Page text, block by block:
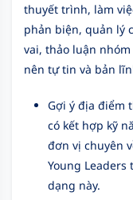
thuyết trình, làm
phản biện, quản lý
vai, thảo luận
nên tự tin và bản
Gợi ý địa điểm
có kết hợp kỹ
đơn vị chuyên
Young
dạng này.